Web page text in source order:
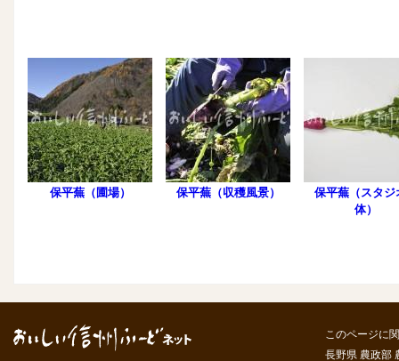
保平蕪（圃場） 保平蕪（収穫風景）
保平蕪（スタジ
体）
このページに
長野県 農政部